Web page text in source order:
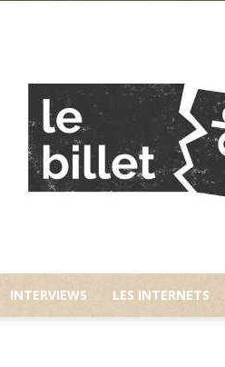
INTERVIEWS LES INTERNETS